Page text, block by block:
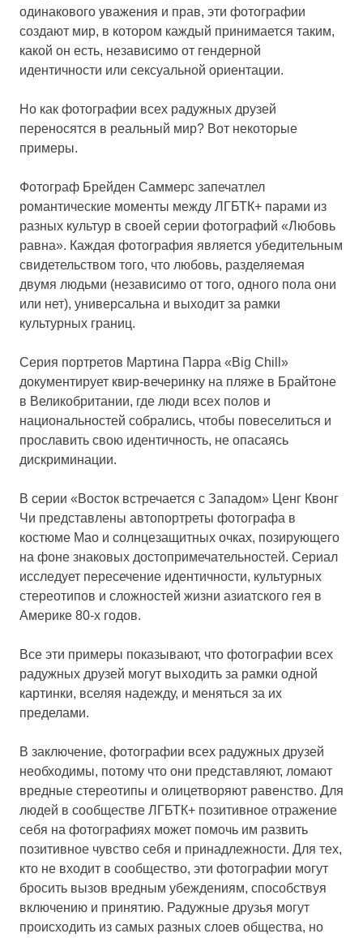
одинакового уважения и прав, эти фотографии
создают мир, в котором каждый принимается таким,
какой он есть, независимо от гендерной
идентичности или сексуальной ориентации.
Но как фотографии всех радужных друзей
переносятся в реальный мир? Вот некоторые
примеры.
Фотограф Брейден Саммерс запечатлел
романтические моменты между ЛГБТК+ парами из
разных культур в своей серии фотографий «Любовь
равна». Каждая фотография является убедительным
свидетельством того, что любовь, разделяемая
двумя людьми (независимо от того, одного пола они
или нет), универсальна и выходит за рамки
культурных границ.
Серия портретов Мартина Парра «Big Chill»
документирует квир-вечеринку на пляже в Брайтоне
в Великобритании, где люди всех полов и
национальностей собрались, чтобы повеселиться и
прославить свою идентичность, не опасаясь
дискриминации.
В серии «Восток встречается с Западом» Ценг Квонг
Чи представлены автопортреты фотографа в
костюме Мао и солнцезащитных очках, позирующего
на фоне знаковых достопримечательностей. Сериал
исследует пересечение идентичности, культурных
стереотипов и сложностей жизни азиатского гея в
Америке 80-х годов.
Все эти примеры показывают, что фотографии всех
радужных друзей могут выходить за рамки одной
картинки, вселяя надежду, и меняться за их
пределами.
В заключение, фотографии всех радужных друзей
необходимы, потому что они представляют, ломают
вредные стереотипы и олицетворяют равенство. Для
людей в сообществе ЛГБТК+ позитивное отражение
себя на фотографиях может помочь им развить
позитивное чувство себя и принадлежности. Для тех,
кто не входит в сообщество, эти фотографии могут
бросить вызов вредным убеждениям, способствуя
включению и принятию. Радужные друзья могут
происходить из самых разных слоев общества, но